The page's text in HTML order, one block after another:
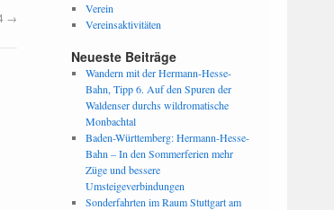
→
Verein
Vereinsaktivitäten
Neueste Beiträge
Wandern mit der Hermann-Hesse-
Bahn, Tipp 6. Auf den Spuren der
Waldenser durchs wildromatische
Monbachtal
Baden-Württemberg: Hermann-Hesse-
Bahn – In den Sommerferien mehr
Züge und bessere
Umsteigeverbindungen
Sonderfahrten im Raum Stuttgart am